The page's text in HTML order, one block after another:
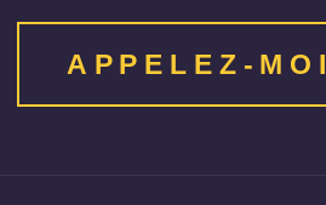
APPELEZ-MOI